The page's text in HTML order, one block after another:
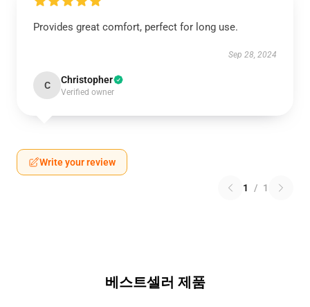
Provides great comfort, perfect for long use.
Sep 28, 2024
C Christopher
Verified owner
Write your review
1 / 1
베스트셀러 제품